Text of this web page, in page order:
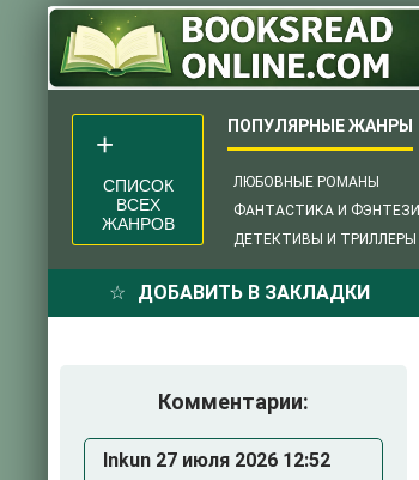
ЛЮБОВНЫЕ РОМАНЫ
ФАНТАСТИКА И ФЭНТЕЗИ
ДЕТЕКТИВЫ И ТРИЛЛЕРЫ
СПИСОК
ВСЕХ
ЖАНРОВ
ДОБАВИТЬ В ЗАКЛАДКИ
Комментарии:
Inkun 27 июля 2026 12:52